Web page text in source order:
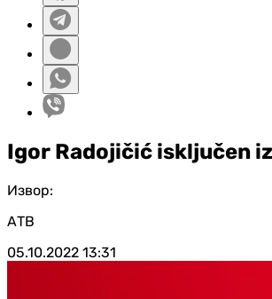
Igor Radojičić isključen
Извор:
АТВ
05.10.2022 13:31